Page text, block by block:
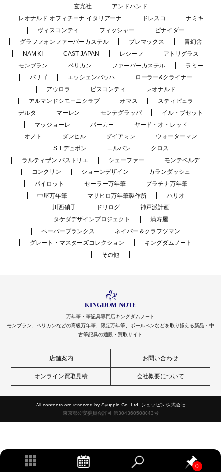
0
玄光社
アンドハンド
レオナルド オフィチーナ イタリアーナ
ドレスコ
ナミキ
ヴィスコンティ
フィッシャー
ピナイダー
グラフフォンファーバーカステル
プレマックス
青幻舎
NAMIKI
CAST JAPAN レシーフ
アトリグラス
モンブラン
ペリカン ファーバーカステル
ラミー
バリゴ
エッシェンバッハ
ローラー&クライナー
アウロラ
ビスコンティ
レオナルド
アルマンドシモーニクラブ
オマス
スティピュラ
デルタ
マーレン モンテグラッパ
イル・ブセット
マッジョーレ
パーカー
ヤード・オ・レッド
オノト
ダンヒル ダイアミン
ウォーターマン
S.T.デュポン
エルバン
クロス
ラルティザン パストリエ
シェーファー
モンテベルデ
コンクリン
ショーンデザイン
カランダッシュ
パイロット
セーラー万年筆
プラチナ万年筆
中屋万年筆
マサヒロ万年筆製作所
ハリオ
川西硝子
ドリログ
神戸派計画
タケダデザインプロジェクト
満寿屋
ペーパーブランクス
ネイバー＆クラフツマン
グレート・マスターズコレクション
キングダムノート
その他
万年筆・筆記具専門店キングダムノート
モンブラン、ペリカンなどの高級万年筆、限定万年筆、ボールペンなどを取り揃える新品・中
古筆記具の通販・買取サイト
店舗案内 お問い合わせ
オンライン買取見積 会社概要について
All contents are reserved by Syuppin Co.,Ltd. シュッピン株式会社
東京都公安委員会許可 第304360508043号